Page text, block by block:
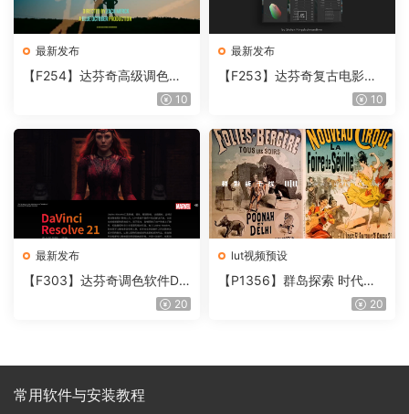
最新发布
【F254】达芬奇高级调色插
件 Contour V2.2.2 WinMac10
最新发布
【F253】达芬奇复古电影胶
片质感DCTL节点调色预设 M
T V4.0
10
最新发布
【F303】达芬奇调色软件Da
Vinci Resolve Studio21.0.320
lut视频预设
【P1356】群岛探索 时代马
戏团 – QUEST 60 调色预设A
20
常用软件与安装教程